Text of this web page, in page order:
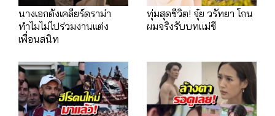
นางเอกดังเคลียร์ดราม่า
ทำไมไม่ไปร่วมงานเเต่ง
เพื่อนสนิท
ทุ่มสุดชีวิต! จุ๋ย วรัทยา โกน
ผมจริงรับบทแม่ชี